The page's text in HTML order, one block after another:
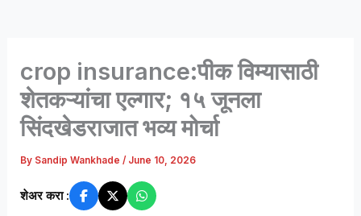
crop insurance:पीक विम्यासाठी
शेतकऱ्यांचा एल्गार; १५ जूनला
सिंदखेडराजात भव्य मोर्चा
By Sandip Wankhade/ June 10, 2026
शेअर करा :